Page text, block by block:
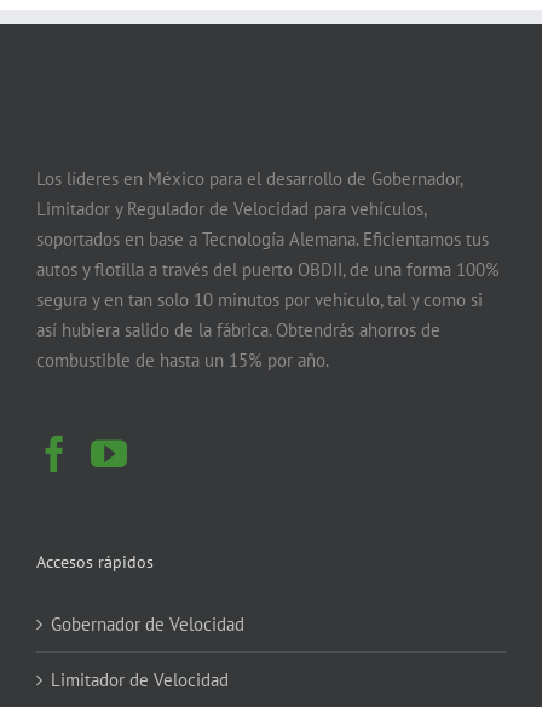
Los líderes en México para el desarrollo de Gobernador,
Limitador y Regulador de Velocidad para vehículos,
soportados en base a Tecnología Alemana. Eficientamos tus
autos y flotilla a través del puerto OBDII, de una forma 100%
segura y en tan solo 10 minutos por vehículo, tal y como si
así hubiera salido de la fábrica. Obtendrás ahorros de
combustible de hasta un 15% por año.
Accesos rápidos
Gobernador de Velocidad
Limitador de Velocidad